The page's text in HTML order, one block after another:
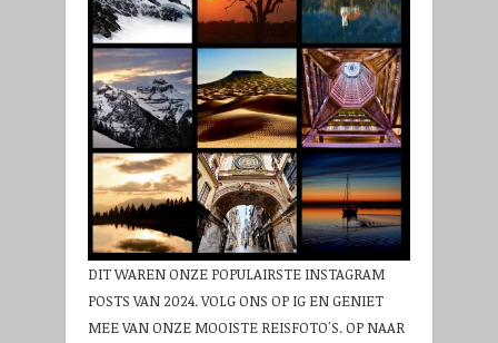
DIT WAREN ONZE POPULAIRSTE INSTAGRAM
POSTS VAN 2024. VOLG ONS OP IG EN GENIET
MEE VAN ONZE MOOISTE REISFOTO'S. OP NAAR